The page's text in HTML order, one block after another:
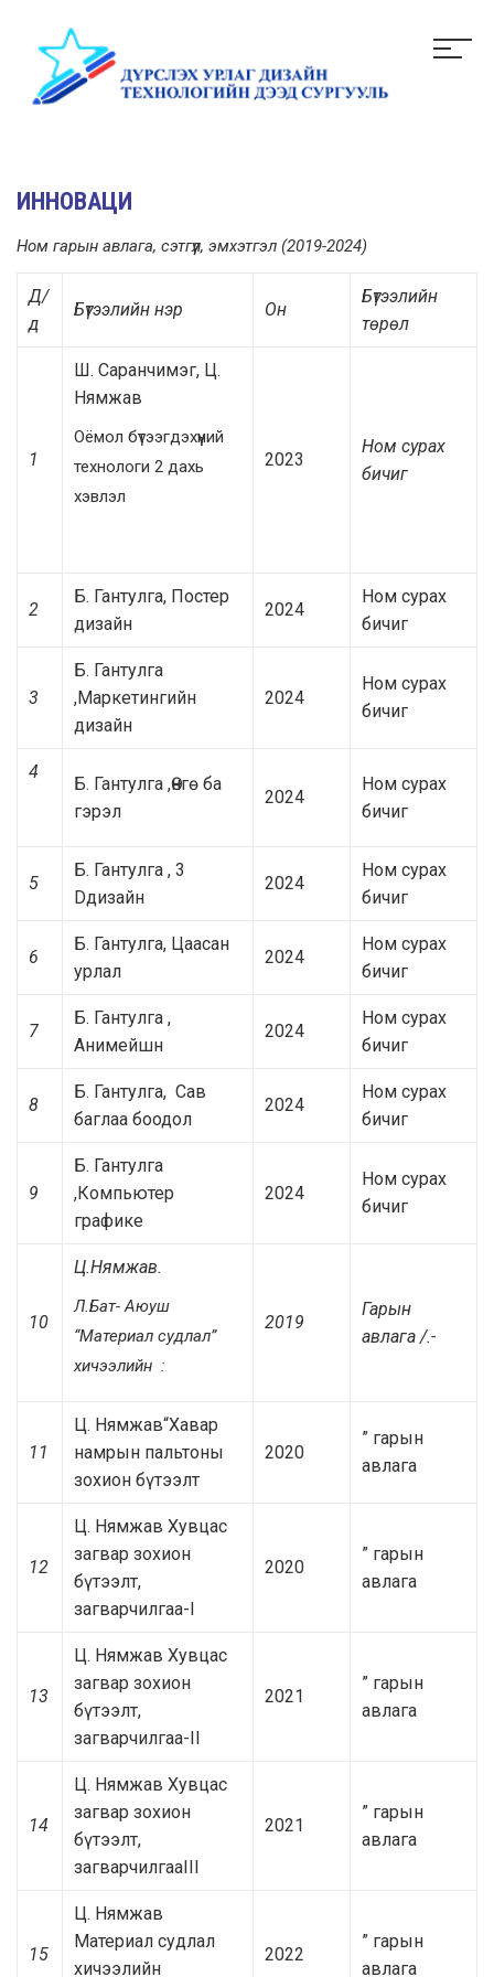
ИННОВАЦИ
Ном гарын авлага, сэтгүүл, эмхэтгэл (2019-2024)
Д/
д
Бүтээлийн нэр Он
Бүтээлийн
төрөл
1
Ш. Саранчимэг, Ц.
Нямжав
Оёмол бүтээгдэхүүний
технологи 2 дахь
хэвлэл
2023
Ном сурах
бичиг
2
Б. Гантулга, Постер
дизайн
2024
Ном сурах
бичиг
3
Б. Гантулга
,Маркетингийн
дизайн
2024
Ном сурах
бичиг
4
Б. Гантулга ,Өнгө ба
гэрэл
2024
Ном сурах
бичиг
5
Б. Гантулга , 3
Dдизайн
2024
Ном сурах
бичиг
6
Б. Гантулга, Цаасан
урлал
2024
Ном сурах
бичиг
7
Б. Гантулга ,
Анимейшн
2024
Ном сурах
бичиг
8
Б. Гантулга, Сав
баглаа боодол
2024
Ном сурах
бичиг
9
Б. Гантулга
,Компьютер
графике
2024
Ном сурах
бичиг
10
Ц.Нямжав.
Л.Бат- Аюуш
“Материал судлал”
хичээлийн :
2019
Гарын
авлага /.-
11
Ц. Нямжав“Хавар
намрын пальтоны
зохион бүтээлт
2020
” гарын
авлага
12
Ц. Нямжав Хувцас
загвар зохион
бүтээлт,
загварчилгаа-I
2020
” гарын
авлага
13
Ц. Нямжав Хувцас
загвар зохион
бүтээлт,
загварчилгаа-II
2021
” гарын
авлага
14
Ц. Нямжав Хувцас
загвар зохион
бүтээлт,
загварчилгааIII
2021
” гарын
авлага
15
Ц. Нямжав
Материал судлал
хичээлийн
2022
” гарын
авлага